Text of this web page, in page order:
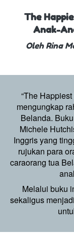
The
Anak-
Oleh Rina
“The
mengungkap
Belanda.
Michele
Inggris yang
rujukan para
caraorang tua
Melalui buku
sekaligus